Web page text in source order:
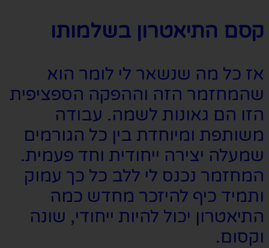
קסם התיאטרון בשלמותו
אז כל מה שנשאר לי לומר הוא
שהמחזמר הזה וההפקה הספציפית
הזו הם גאונות לשמה. עבודה
משותפת ומיוחדת בין כל הגורמים
שמעלה יצירה ייחודית וחד פעמית.
המחזמר נכנס לי ללב כל כך עמוק
ותמיד כיף להיזכר מחדש כמה
התיאטרון יכול להיות ייחודי, שונה
וקסום.